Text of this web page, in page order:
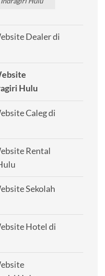
Dealer di
Hulu
Caleg di
Rental
Sekolah
Hotel di